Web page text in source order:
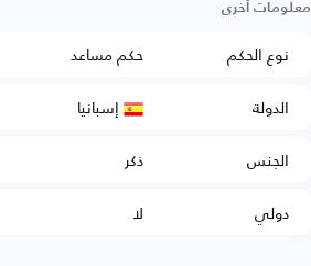
معلومات أخرى
نوع الحكم
حكم مساعد
الدولة
إسبانيا
الجنس
ذكر
دولي
لا